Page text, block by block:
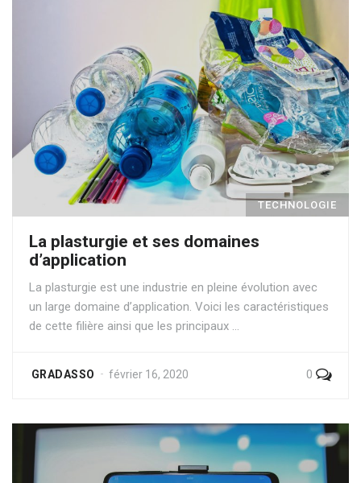
TECHNOLOGIE
La plasturgie et ses domaines
d’application
La plasturgie est une industrie en pleine évolution avec
un large domaine d’application. Voici les caractéristiques
de cette filière ainsi que les principaux …
0
GRADASSO février 16, 2020